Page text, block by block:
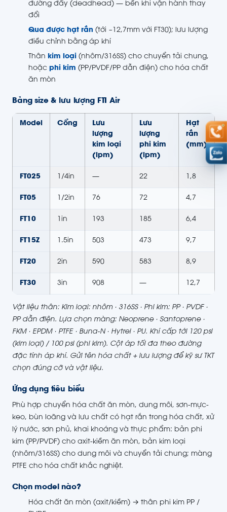
đường đẩy (deadhead) — bền khi vận hành thay
đổi
Qua được hạt rắn (tới ~12,7mm với FT30); lưu lượng
điều chỉnh bằng áp khí
Thân kim loại (nhôm/316SS) cho chuyển tải chung,
hoặc phi kim (PP/PVDF/PP dẫn điện) cho hóa chất
ăn mòn
Bảng size & lưu lượng FTI Air
Model Cổng
Lưu
lượng
kim loại
(lpm)
Lưu
lượng
phi kim
(lpm)
Hạt
rắn
(mm)
FT025 1/4in — 22 1,8
FT05 1/2in 76 72 4,7
FT10 1in 193 185 6,4
FT15Z 1.5in 503 473 9,7
FT20 2in 590 583 8,9
FT30 3in 908 — 12,7
Vật liệu thân: Kim loại: nhôm · 316SS · Phi kim: PP · PVDF ·
PP dẫn điện. Lựa chọn màng: Neoprene · Santoprene ·
FKM · EPDM · PTFE · Buna-N · Hytrel · PU. Khí cấp tới 120 psi
(kim loại) / 100 psi (phi kim). Cột áp tối đa theo đường
đặc tính áp khí. Gửi tên hóa chất + lưu lượng để kỹ sư TKT
chọn đúng cỡ và vật liệu.
Ứng dụng tiêu biểu
Phù hợp chuyển hóa chất ăn mòn, dung môi, sơn-mực-
keo, bùn loãng và lưu chất có hạt rắn trong hóa chất, xử
lý nước, sơn phủ, khai khoáng và thực phẩm: bản phi
kim (PP/PVDF) cho axit-kiềm ăn mòn, bản kim loại
(nhôm/316SS) cho dung môi và chuyển tải chung; màng
PTFE cho hóa chất khắc nghiệt.
Chọn model nào?
Hóa chất ăn mòn (axit/kiềm) → thân phi kim PP /